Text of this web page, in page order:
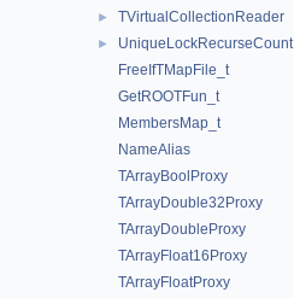
► TVirtualCollectionReader
►
UniqueLockRecurseCount
FreeIfTMapFile_t
GetROOTFun_t
MembersMap_t
NameAlias
TArrayBoolProxy
TArrayDouble32Proxy
TArrayDoubleProxy
TArrayFloat16Proxy
TArrayFloatProxy